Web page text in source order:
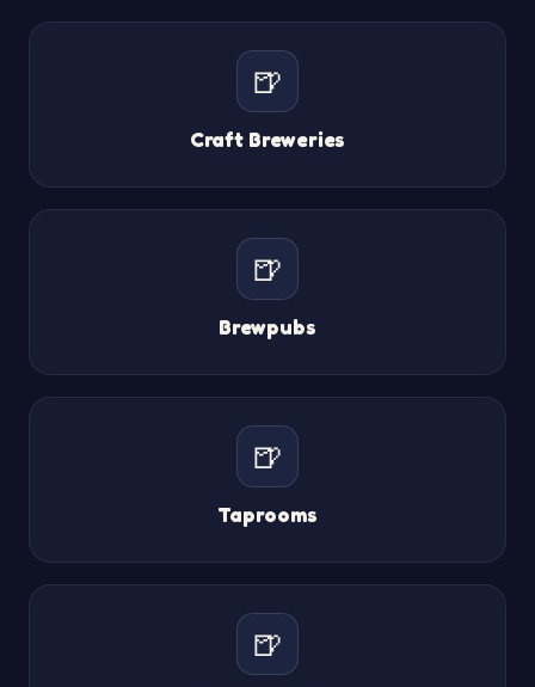
🍺
Craft Breweries
🍺
Brewpubs
🍺
Taprooms
🍺